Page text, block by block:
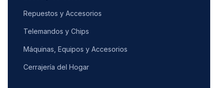
Repuestos y Accesorios
Telemandos y Chips
Máquinas, Equipos y Accesorios
Cerrajería del Hogar